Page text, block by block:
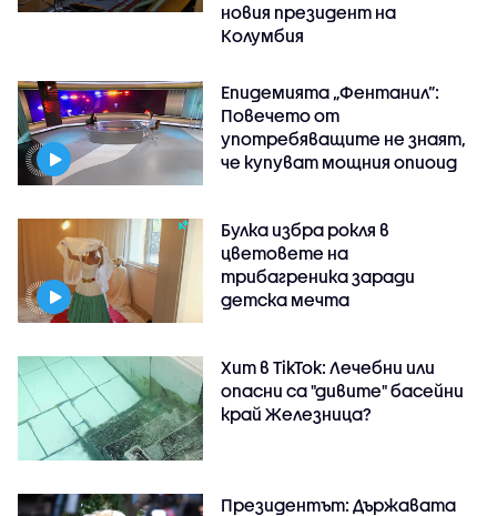
новия президент на
Колумбия
Епидемията „Фентанил”:
Повечето от
употребяващите не знаят,
че купуват мощния опиоид
Булка избра рокля в
цветовете на
трибагреника заради
детска мечта
Хит в TikTok: Лечебни или
опасни са "дивите" басейни
край Железница?
Президентът: Държавата